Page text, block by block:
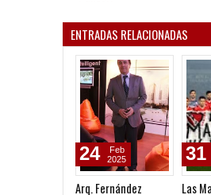
ENTRADAS RELACIONADAS
Arq. Fernández
24
Feb
2025
Las
31